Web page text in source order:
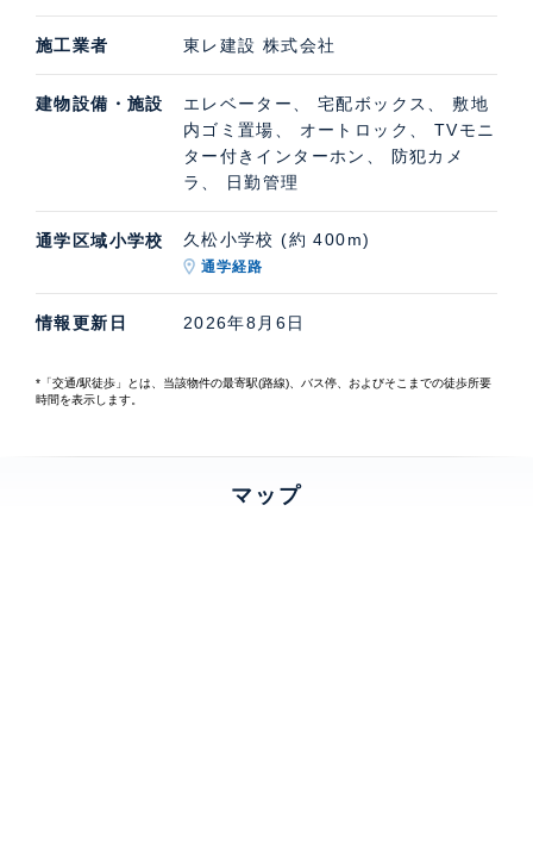
施工業者 東レ建設 株式会社
建物設備・施設
エレベーター、 宅配ボックス、 敷地
内ゴミ置場、 オートロック、 TVモニ
ター付きインターホン、 防犯カメ
ラ、 日勤管理
通学区域小学校 久松小学校 (約 400m)
通学経路
情報更新日 2026年8月6日
*「交通/駅徒歩」とは、当該物件の最寄駅(路線)、バス停、およびそこまでの徒歩所要
時間を表示します。
マップ